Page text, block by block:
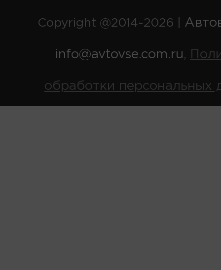
Copyright @2014-2026 |
info@avtovse.com.ru,
обработки персональных